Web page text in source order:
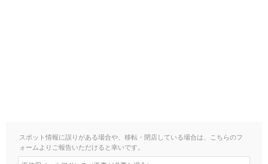
スポット情報に誤りがある場合や、移転・閉店している場合は、こちらのフ
ォームよりご報告いただけると幸いです。